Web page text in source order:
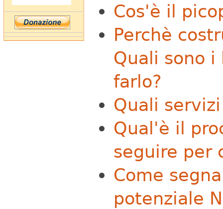
Cos'è il
Perchè
Quali sono i
farlo?
Quali
Qual'è il
seguire per
Come
potenziale